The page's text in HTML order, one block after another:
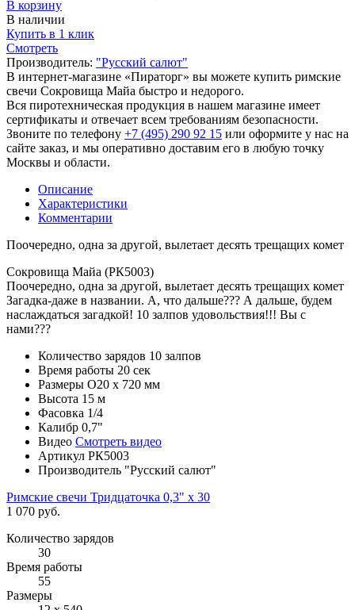
В корзину
В наличии
Купить в 1 клик
Смотреть
Производитель: "Русский салют"
В интернет-магазине «Пираторг» вы можете купить римские
свечи Сокровища Майа быстро и недорого.
Вся пиротехническая продукция в нашем магазине имеет
сертификаты и отвечает всем требованиям безопасности.
Звоните по телефону +7 (495) 290 92 15 или оформите у нас на
сайте заказ, и мы оперативно доставим его в любую точку
Москвы и области.
Описание
Характеристики
Комментарии
Поочередно, одна за другой, вылетает десять трещащих комет
Сокровища Майа (РК5003)
Поочередно, одна за другой, вылетает десять трещащих комет
Загадка-даже в названии. А, что дальше??? А дальше, будем
наслаждаться загадкой! 10 залпов удовольствия!!! Вы с
нами???
Количество зарядов 10 залпов
Время работы 20 сек
Размеры O20 х 720 мм
Высота 15 м
Фасовка 1/4
Калибр 0,7"
Видео Смотреть видео
Артикул РК5003
Производитель "Русский салют"
Римские свечи Тридцаточка 0,3" х 30
1 070 руб.
Количество зарядов
30
Время работы
55
Размеры